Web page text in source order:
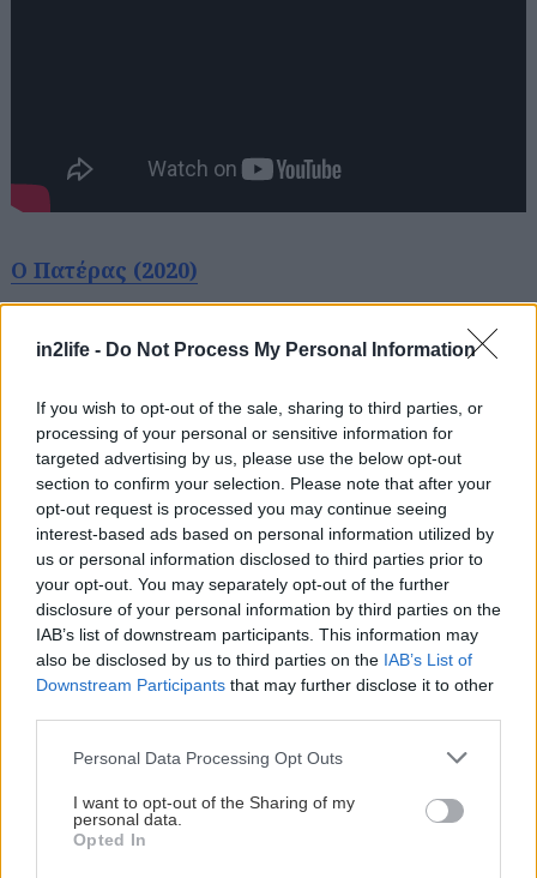
in2life - Do Not Process My Personal Information
If you wish to opt-out of the sale, sharing to third parties, or
processing of your personal or sensitive information for
targeted advertising by us, please use the below opt-out
section to confirm your selection. Please note that after your
opt-out request is processed you may continue seeing
interest-based ads based on personal information utilized by
us or personal information disclosed to third parties prior to
your opt-out. You may separately opt-out of the further
disclosure of your personal information by third parties on the
IAB’s list of downstream participants. This information may
also be disclosed by us to third parties on the IAB’s List of
Downstream Participants that may further disclose it to other
Please note that this website/app uses one or more Google
not limited to your visit or usage behaviour. You may click to
grant or deny consent to Google and its third-party tags to
use your data for below specified purposes in below Google
Personal Data Processing Opt Outs
I want to opt-out of the Sharing of my
personal data.
Opted In
Ο Πατέρας (2020)
Ο Άντονι είναι σχεδόν 80 χρονών και αρνείται να
δεχθεί τις νοσοκόμες που προσλαμβάνει η κόρη
του για να τον φροντίζουν. Από την άλλη η κόρη
του ετοιμάζεται να μετακομίσει στο Παρίσι για να
παντρευτεί. Αν η κόρη του δεν είναι παντρεμένη
τότε ποιος είναι ο άντρας που μπαινοβγαίνει στο
σπίτι του και ισχυρίζεται ότι είναι παντρεμένος
εδώ και 10 χρόνια με την κόρη του; Όσκαρ
ερμηνείας για τον συγκλονιστικό Άντονι Χόπκινς
και διασκευασμένου σεναρίου για την
κινηματογραφική διασκευή ενός
Τσάρλι (1992)
Η ιστορία της ζωής και της καλλιτεχνικής